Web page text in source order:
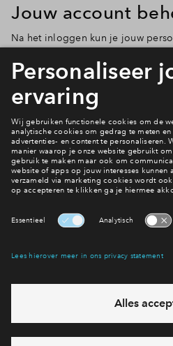
Jouw account
Na het inloggen kun je jouw
gestart jouw voorkeuren
ziet en je hebt nog geen
snel een aan.
Jouw huis financieren
Bereid je voor
Interesse? Meld je
Hiermee blijf je op de hoogte van
Ja, ik wil mij